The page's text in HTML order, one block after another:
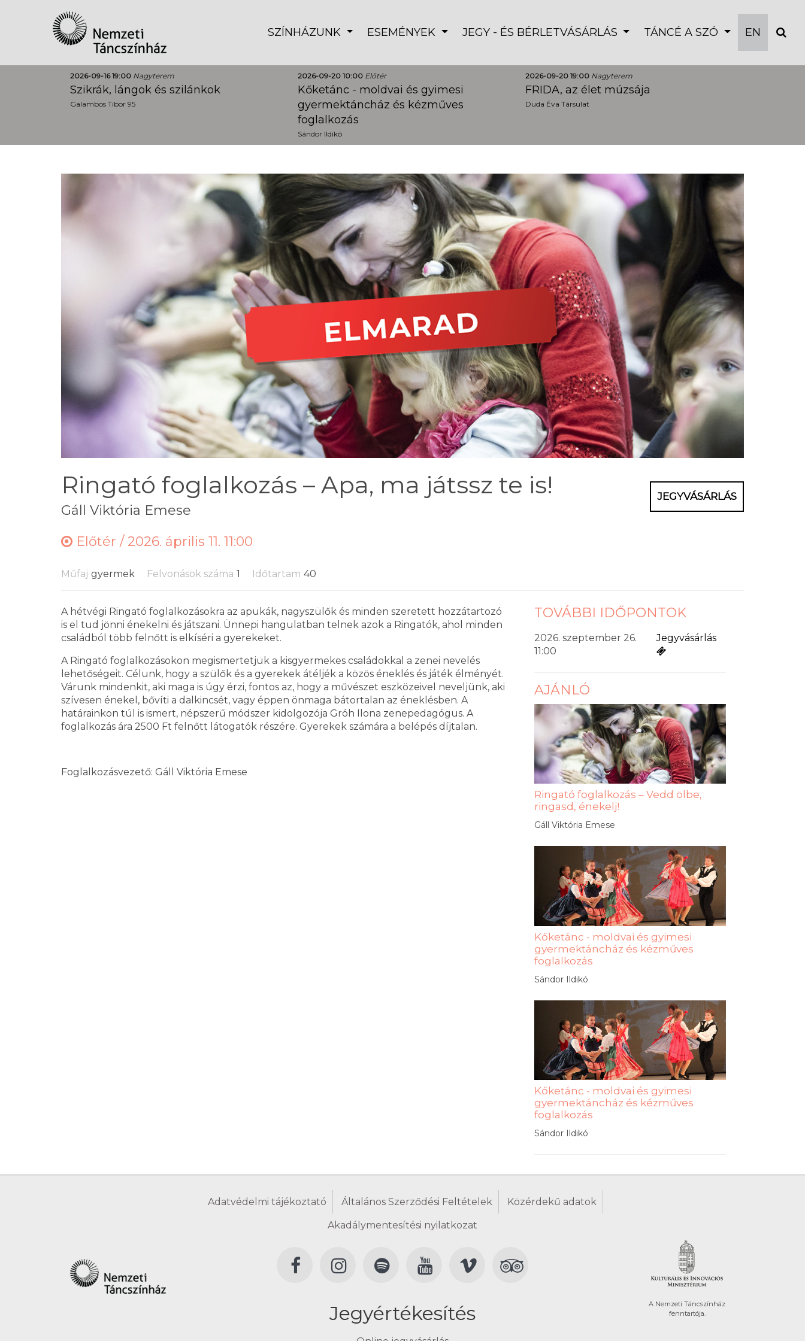
SZÍNHÁZUNK ESEMÉNYEK JEGY - ÉS BÉRLETVÁSÁRLÁS TÁNCÉ A SZÓ EN
2026-09-16 19:00 Nagyterem
Szikrák, lángok és szilánkok
Galambos Tibor 95
2026-09-20 10:00 Előtér
Kőketánc - moldvai és gyimesi
gyermektáncház és kézműves
foglalkozás
Sándor Ildikó
2026-09-20 19:00 Nagyterem
FRIDA, az élet múzsája
Duda Éva Társulat
Ringató foglalkozás – Apa, ma játssz te is!
Gáll Viktória Emese
JEGYVÁSÁRLÁS
Előtér / 2026. április 11. 11:00
Műfaj gyermek Felvonások száma 1 Időtartam 40
A hétvégi Ringató foglalkozásokra az apukák, nagyszülők és minden szeretett hozzátartozó
is el tud jönni énekelni és játszani. Ünnepi hangulatban telnek azok a Ringatók, ahol minden
családból több felnőtt is elkíséri a gyerekeket.
A Ringató foglalkozásokon megismertetjük a kisgyermekes családokkal a zenei nevelés
lehetőségeit. Célunk, hogy a szülők és a gyerekek átéljék a közös éneklés és játék élményét.
Várunk mindenkit, aki maga is úgy érzi, fontos az, hogy a művészet eszközeivel neveljünk, aki
szívesen énekel, bővíti a dalkincsét, vagy éppen önmaga bátortalan az éneklésben. A
határainkon túl is ismert, népszerű módszer kidolgozója Gróh Ilona zenepedagógus. A
foglalkozás ára 2500 Ft felnőtt látogatók részére. Gyerekek számára a belépés díjtalan.
Foglalkozásvezető: Gáll Viktória Emese
TOVÁBBI IDŐPONTOK
2026. szeptember 26.
11:00
Jegyvásárlás
AJÁNLÓ
Ringató foglalkozás – Vedd ölbe,
ringasd, énekelj!
Gáll Viktória Emese
Kőketánc - moldvai és gyimesi
gyermektáncház és kézműves
foglalkozás
Sándor Ildikó
Kőketánc - moldvai és gyimesi
gyermektáncház és kézműves
foglalkozás
Sándor Ildikó
Adatvédelmi tájékoztató Általános Szerződési Feltételek Közérdekű adatok
Akadálymentesítési nyilatkozat
Jegyértékesítés
A Nemzeti Táncszínház
fenntartója.